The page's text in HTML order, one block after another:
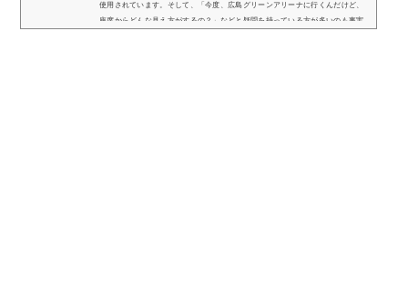
使用されています。そして、「今度、広島グリーンアリーナに行くんだけど、
座席からどんな見え方がするの？」などと疑問を持っている方が多いのも事実